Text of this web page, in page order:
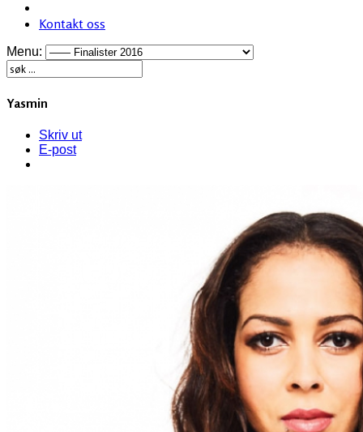
Kontakt oss
Menu:
Yasmin
Skriv ut
E-post